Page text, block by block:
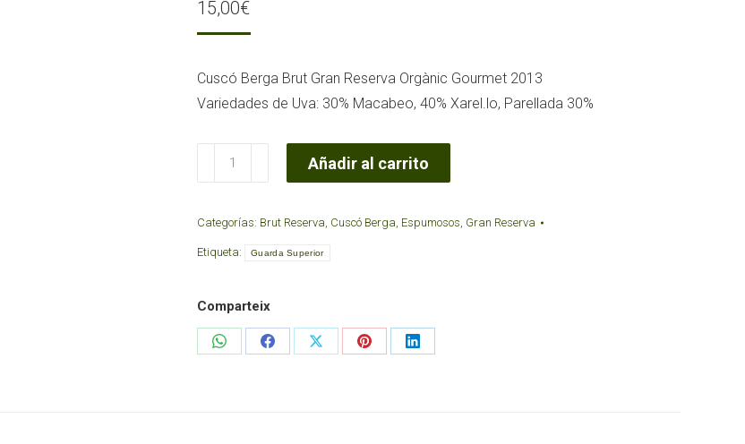
15,00€
Cuscó Berga Brut Gran Reserva Orgànic Gourmet 2013
Variedades de Uva: 30% Macabeo, 40% Xarel.lo, Parellada 30%
Brut
Reserva
Orgànic
2013
Guarda
Superior
Añadir al carrito
Categorías: Brut Reserva, Cuscó Berga, Espumosos, Gran Reserva
Etiqueta: Guarda Superior
Comparteix
Share
Share
Share
Share
Share